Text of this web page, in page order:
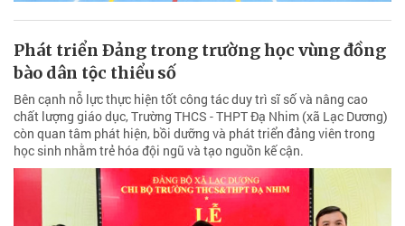
Phát triển Ðảng trong trường học vùng đồng
bào dân tộc thiểu số
Bên cạnh nỗ lực thực hiện tốt công tác duy trì sĩ số và nâng cao
chất lượng giáo dục, Trường THCS - THPT Đạ Nhim (xã Lạc Dương)
còn quan tâm phát hiện, bồi dưỡng và phát triển đảng viên trong
học sinh nhằm trẻ hóa đội ngũ và tạo nguồn kế cận.